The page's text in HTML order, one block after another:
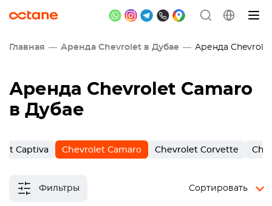
Главная Аренда Chevrolet в Дубае Аренда Chevrolet
Аренда Chevrolet Camaro
в Дубае
Captiva Chevrolet Camaro Chevrolet Corvette
Фильтры Сортировать